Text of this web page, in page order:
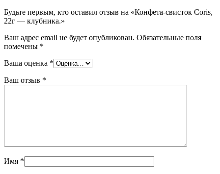
Будьте первым, кто оставил отзыв на «Конфета-свисток Coris,
22г — клубника.»
Ваш адрес email не будет опубликован. Обязательные поля
помечены *
Ваша оценка *
Ваш отзыв *
Имя *